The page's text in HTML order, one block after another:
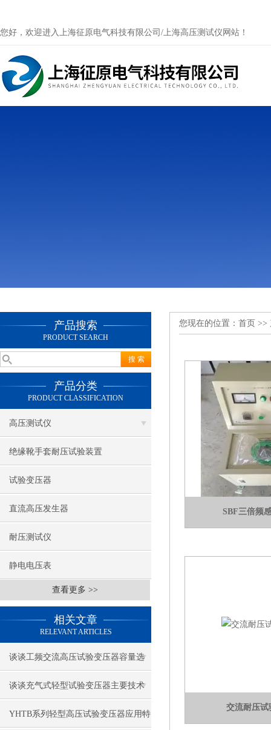
您好，欢迎进入上海征原电气科技有限公司/上海高压测试仪网站！
产品搜索
PRODUCT SEARCH
产品分类
PRODUCT CLASSIFICATION
高压测试仪
绝缘靴手套耐压试验装置
试验变压器
直流高压发生器
耐压测试仪
静电电压表
查看更多 >>
相关文章
RELEVANT ARTICLES
谈谈工频交流高压试验变压器容量选
择
谈谈充气式轻型试验变压器主要技术
特点
YHTB系列轻型高压试验变压器应用特
您现在的位置： 首页 >>
SBF三倍频
交流耐压试